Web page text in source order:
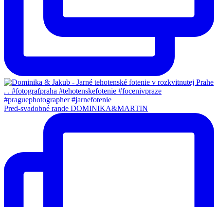
Pred-svadobné rande DOMINIKA&MARTIN